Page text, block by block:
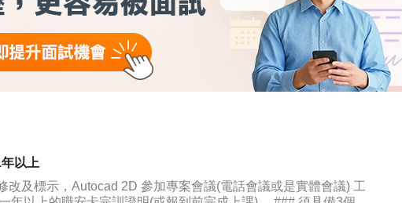
以上
及標示，Autocad 2D 參加專案會議(電話會議或是實體會議) 工